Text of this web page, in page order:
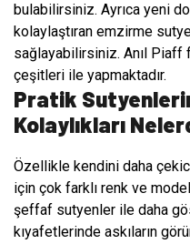
bulabilirsiniz. Ayrıca yeni
kolaylaştıran emzirme
sağlayabilirsiniz. Anıl Piaff
çeşitleri ile yapmaktadır.
Pratik
Kolaylıkları
Özellikle kendini daha
için çok farklı renk ve
şeffaf sutyenler ile daha
kıyafetlerinde askıların